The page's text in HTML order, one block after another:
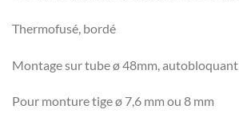
Thermofusé, bordé
Montage sur tube ø 48mm, autobloquant
Pour monture tige ø 7,6 mm ou 8 mm